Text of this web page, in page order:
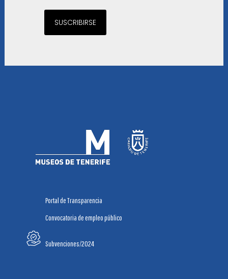
SUSCRIBIRSE
Portal de Transparencia
Convocatoria de empleo público
Subvenciones/2024